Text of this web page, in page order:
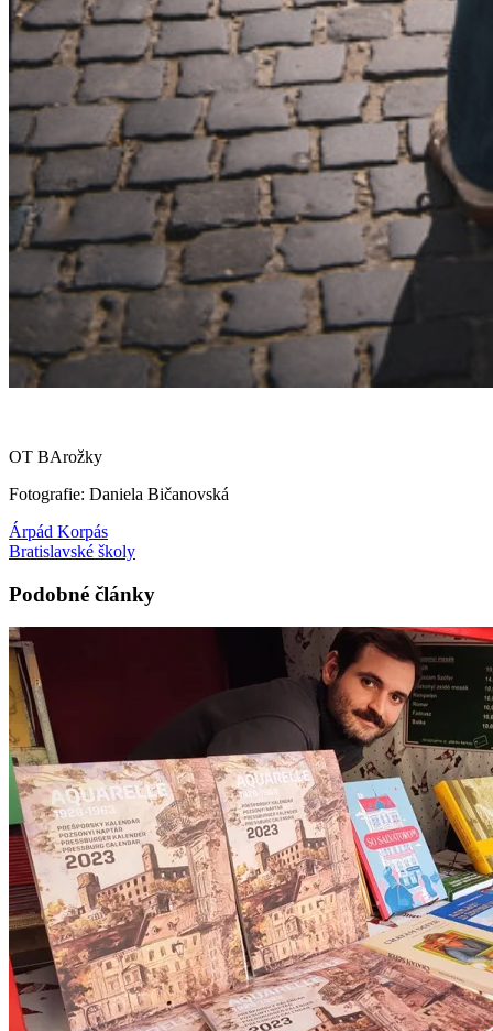
OT BArožky
Fotografie: Daniela Bičanovská
Árpád Korpás
Bratislavské školy
Podobné články